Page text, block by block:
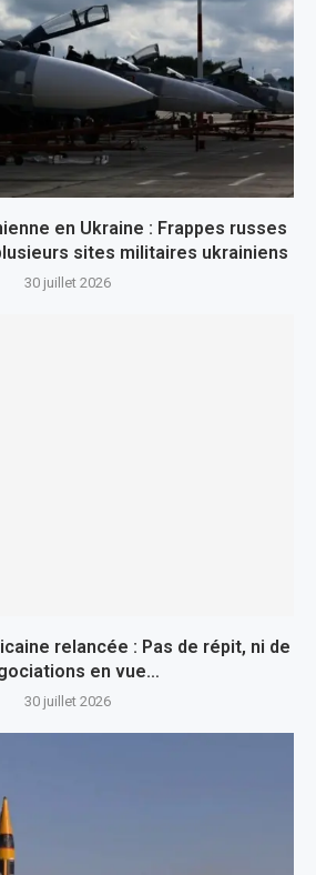
en Ukraine : Frappes russes
sites militaires ukrainiens
30 juillet 2026
relancée : Pas de répit, ni de
en vue…
30 juillet 2026